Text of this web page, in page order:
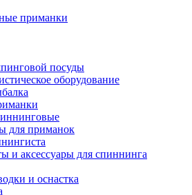
приманки
посуды
оборудование
для приманок
и аксессуары для спиннинга
и оснастка